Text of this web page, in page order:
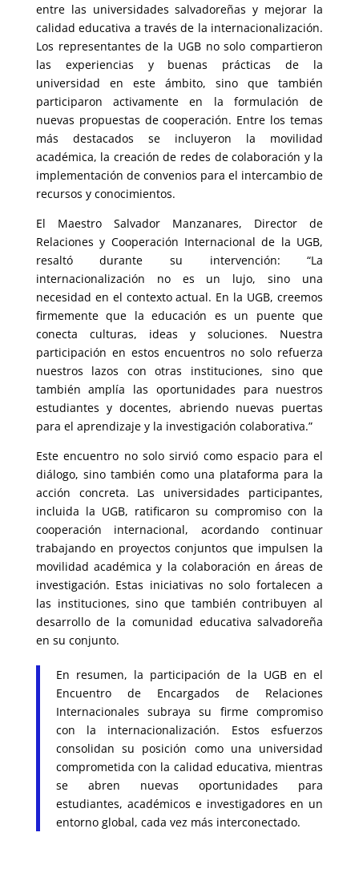
entre las universidades salvadoreñas y mejorar la
calidad educativa a través de la internacionalización.
Los representantes de la UGB no solo compartieron
las experiencias y buenas prácticas de la
universidad en este ámbito, sino que también
participaron activamente en la formulación de
nuevas propuestas de cooperación. Entre los temas
más destacados se incluyeron la movilidad
académica, la creación de redes de colaboración y la
implementación de convenios para el intercambio de
recursos y conocimientos.
El Maestro Salvador Manzanares, Director de
Relaciones y Cooperación Internacional de la UGB,
resaltó durante su intervención: “La
internacionalización no es un lujo, sino una
necesidad en el contexto actual. En la UGB, creemos
firmemente que la educación es un puente que
conecta culturas, ideas y soluciones. Nuestra
participación en estos encuentros no solo refuerza
nuestros lazos con otras instituciones, sino que
también amplía las oportunidades para nuestros
estudiantes y docentes, abriendo nuevas puertas
para el aprendizaje y la investigación colaborativa.”
Este encuentro no solo sirvió como espacio para el
diálogo, sino también como una plataforma para la
acción concreta. Las universidades participantes,
incluida la UGB, ratificaron su compromiso con la
cooperación internacional, acordando continuar
trabajando en proyectos conjuntos que impulsen la
movilidad académica y la colaboración en áreas de
investigación. Estas iniciativas no solo fortalecen a
las instituciones, sino que también contribuyen al
desarrollo de la comunidad educativa salvadoreña
en su conjunto.
En resumen, la participación de la UGB en el
Encuentro de Encargados de Relaciones
Internacionales subraya su firme compromiso
con la internacionalización. Estos esfuerzos
consolidan su posición como una universidad
comprometida con la calidad educativa, mientras
se abren nuevas oportunidades para
estudiantes, académicos e investigadores en un
entorno global, cada vez más interconectado.